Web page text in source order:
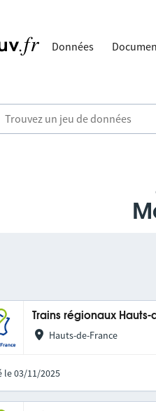
Données
Trains régionaux
Hauts-de-France
le 03/11/2025